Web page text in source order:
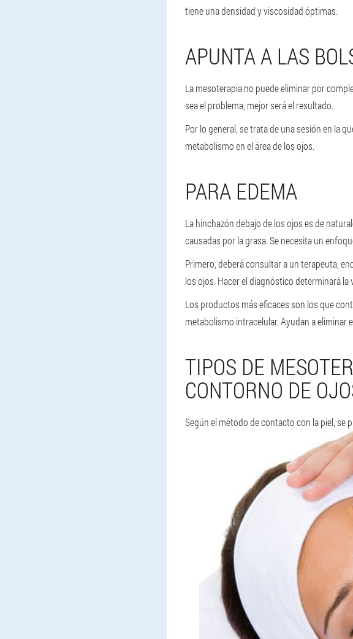
tiene una densidad y viscosidad óptimas.
APUNTA A LAS
La mesoterapia no puede eliminar por
sea el problema, mejor será el resultado.
Por lo general, se trata de una sesión en la
metabolismo en el área de los ojos.
PARA EDEMA
La hinchazón debajo de los ojos es de
causadas por la grasa. Se necesita un
Primero, deberá consultar a un terapeuta,
los ojos. Hacer el diagnóstico determinará la
Los productos más eficaces son los que
metabolismo intracelular. Ayudan a eliminar
TIPOS DE
CONTORNO DE
Según el método de contacto con la piel, se